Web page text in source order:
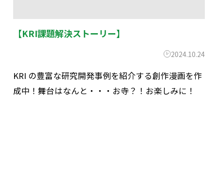
【KRI課題解決ストーリー】
2024.10.24
KRI の豊富な研究開発事例を紹介する創作漫画を作
成中！舞台はなんと・・・お寺？！お楽しみに！